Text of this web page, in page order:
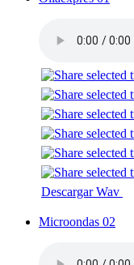
Descargar Wav
Microondas 02